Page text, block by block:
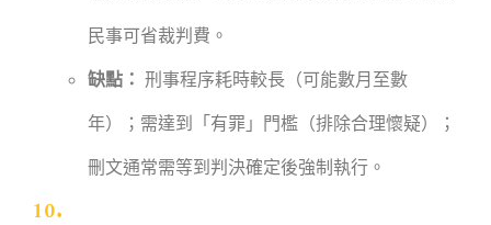
民事可省裁判費。
缺點： 刑事程序耗時較長（可能數月至數
年）；需達到「有罪」門檻（排除合理懷疑）；
刪文通常需等到判決確定後強制執行。